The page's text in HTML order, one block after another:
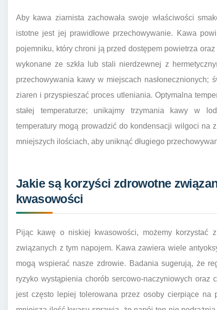
Aby kawa ziarnista zachowała swoje właściwości
istotne jest jej prawidłowe przechowywanie. Kawa
pojemniku, który chroni ją przed dostępem powietrza
wykonane ze szkła lub stali nierdzewnej z
przechowywania kawy w miejscach nasłonecznionych;
ziaren i przyspieszać proces utleniania. Optymalna
stałej temperaturze; unikajmy trzymania kawy w
temperatury mogą prowadzić do kondensacji wilgoci na
mniejszych ilościach, aby uniknąć długiego
Jakie są korzyści zdrowotne
kwasowości
Pijąc kawę o niskiej kwasowości, możemy korzystać
związanych z tym napojem. Kawa zawiera wiele
mogą wspierać nasze zdrowie. Badania sugerują, że
ryzyko wystąpienia chorób sercowo-naczyniowych
jest często lepiej tolerowana przez osoby cierpiące na